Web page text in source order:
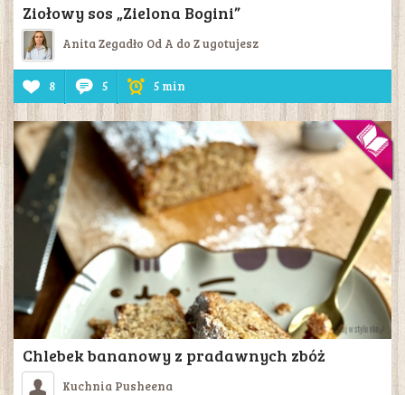
Ziołowy sos „Zielona Bogini”
Anita Zegadło Od A do Z ugotujesz
8 5 5 min
Chlebek bananowy z pradawnych zbóż
Kuchnia Pusheena